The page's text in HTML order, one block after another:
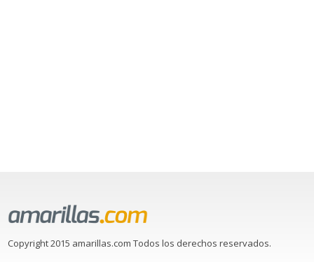
Copyright 2015 amarillas.com Todos los derechos reservados.